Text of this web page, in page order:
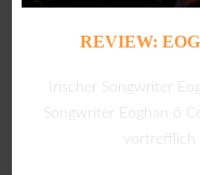
REVIEW:
Irischer Songwriter
Songwriter Eoghan ó
vortrefflich